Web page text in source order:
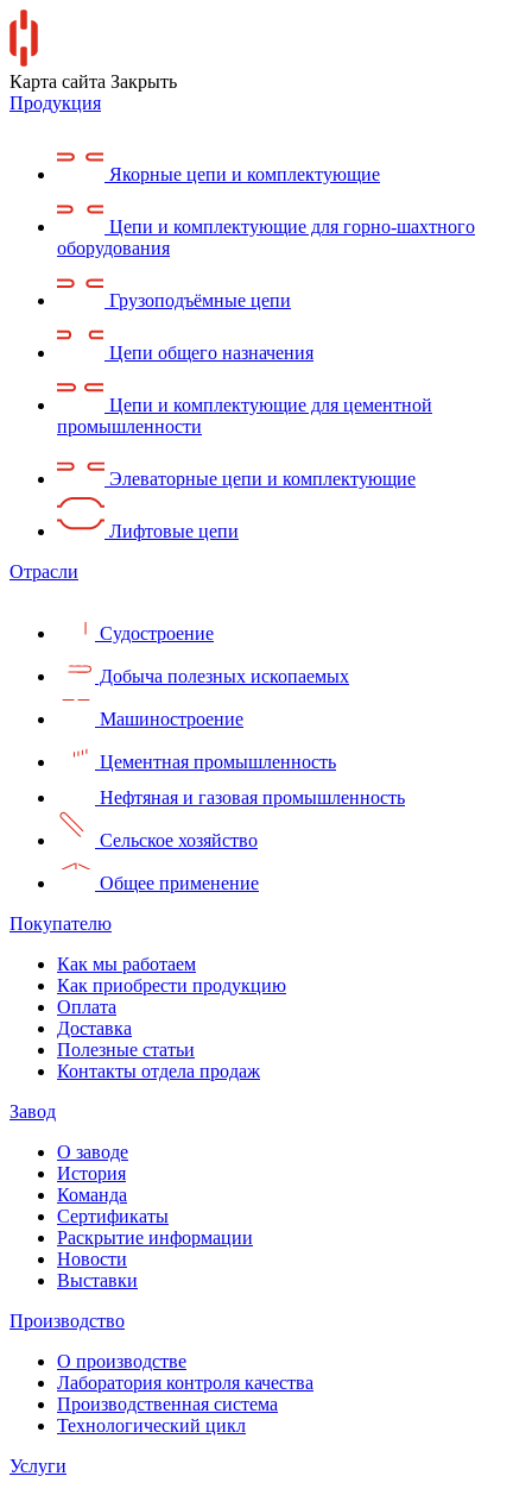
Карта сайта Закрыть
Продукция
Якорные цепи и комплектующие
Цепи и комплектующие для горно-шахтного
оборудования
Грузоподъёмные цепи
Цепи общего назначения
Цепи и комплектующие для цементной
промышленности
Элеваторные цепи и комплектующие
Лифтовые цепи
Отрасли
Судостроение
Добыча полезных ископаемых
Машиностроение
Цементная промышленность
Нефтяная и газовая промышленность
Сельское хозяйство
Общее применение
Покупателю
Как мы работаем
Как приобрести продукцию
Оплата
Доставка
Полезные статьи
Контакты отдела продаж
Завод
О заводе
История
Команда
Сертификаты
Раскрытие информации
Новости
Выставки
Производство
О производстве
Лаборатория контроля качества
Производственная система
Технологический цикл
Услуги